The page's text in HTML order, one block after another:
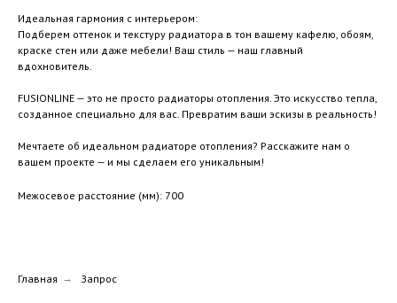
Идеальная гармония с интерьером:
Подберем оттенок и текстуру радиатора в тон вашему кафелю, обоям,
краске стен или даже мебели! Ваш стиль — наш главный
вдохновитель.
FUSIONLINE — это не просто радиаторы отопления. Это искусство тепла,
созданное специально для вас. Превратим ваши эскизы в реальность!
Мечтаете об идеальном радиаторе отопления? Расскажите нам о
вашем проекте — и мы сделаем его уникальным!
Межосевое расстояние (мм): 700
Главная → Запрос